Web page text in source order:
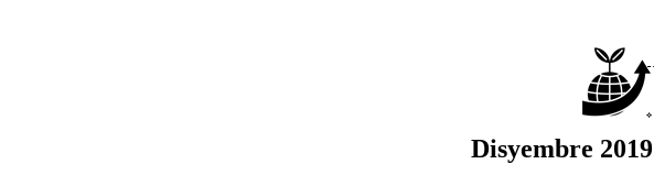
Disyembre 2019